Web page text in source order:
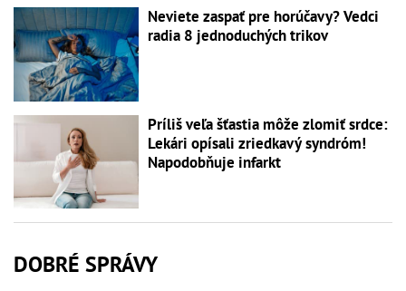
Neviete zaspať pre horúčavy? Vedci
radia 8 jednoduchých trikov
Príliš veľa šťastia môže zlomiť srdce:
Lekári opísali zriedkavý syndróm!
Napodobňuje infarkt
DOBRÉ SPRÁVY